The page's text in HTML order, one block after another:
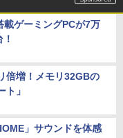
ゲーミングPCが7万
倍増！メモリ32GBの
ト」
」サウンドを体感